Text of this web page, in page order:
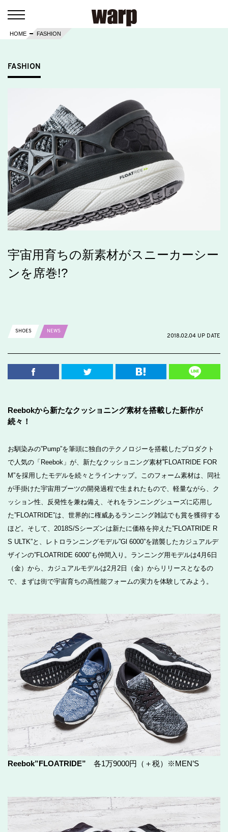
HOME FASHION
FASHION
宇宙用育ちの新素材がスニーカーシー
ンを席巻!?
SHOES
NEWS
2018.02.04 UP DATE
Reebokから新たなクッショニング素材を搭載した新作が
続々！
お馴染みの”Pump”を筆頭に独自のテクノロジーを搭載したプロダクト
で人気の「Reebok」が、新たなクッショニング素材”FLOATRIDE FOR
M”を採用したモデルを続々とラインナップ。このフォーム素材は、同社
が手掛けた宇宙用ブーツの開発過程で生まれたもので、軽量ながら、ク
ッション性、反発性を兼ね備え、それをランニングシューズに応用し
た”FLOATRIDE”は、世界的に権威あるランニング雑誌でも賞を獲得する
ほど。そして、2018S/Sシーズンは新たに価格を抑えた”FLOATRIDE R
S ULTK”と、レトロランニングモデル”Gl 6000”を踏襲したカジュアルデ
ザインの”FLOATRIDE 6000”も仲間入り。ランニング用モデルは4月6日
（金）から、カジュアルモデルは2月2日（金）からリリースとなるの
で、まずは街で宇宙育ちの高性能フォームの実力を体験してみよう。
Reebok”FLOATRIDE” 各1万9000円（＋税）※MEN’S